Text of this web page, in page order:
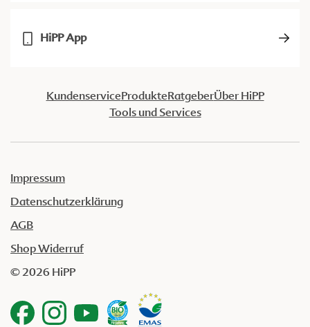
HiPP App
KundenserviceProdukteRatgeberÜber HiPP
Tools und Services
Impressum
Datenschutzerklärung
AGB
Shop Widerruf
© 2026 HiPP